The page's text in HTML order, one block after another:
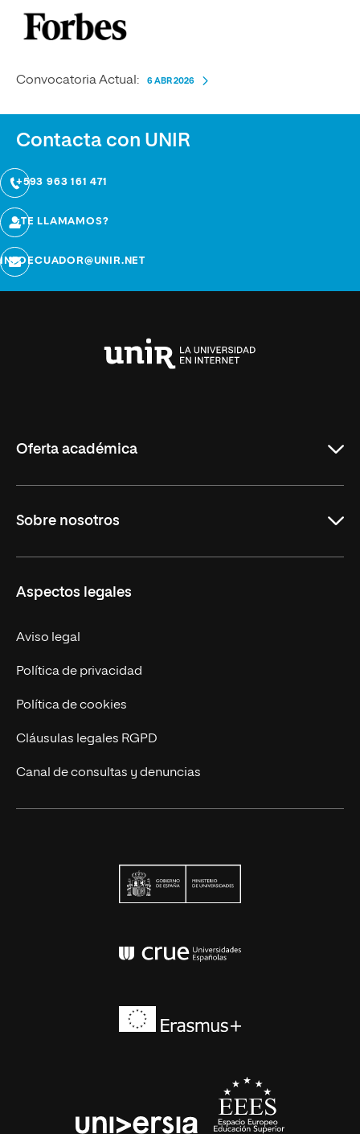
Convocatoria Actual: 6 ABR 2026
Contacta con UNIR
+593 963 161 471
¿TE LLAMAMOS?
INFOECUADOR@UNIR.NET
Oferta académica
Formación Continua
Sobre nosotros
Trabaja en UNIR
Actualidad
Contáctanos
Aspectos legales
Aviso legal
Política de privacidad
Política de cookies
Cláusulas legales RGPD
Canal de consultas y denuncias